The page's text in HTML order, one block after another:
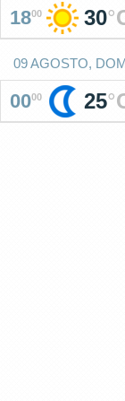
1800 30°
09 AGOSTO,
0000 25°